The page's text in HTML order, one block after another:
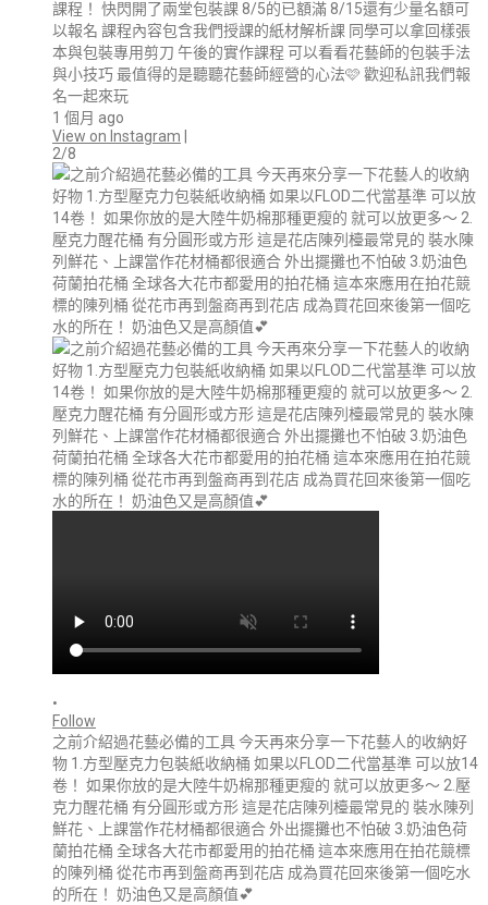
課程！ 快閃開了兩堂包裝課 8/5的已額滿 8/15還有少量名額可
以報名 課程內容包含我們授課的紙材解析課 同學可以拿回樣張
本與包裝專用剪刀 午後的實作課程 可以看看花藝師的包裝手法
與小技巧 最值得的是聽聽花藝師經營的心法🩷 歡迎私訊我們報
名一起來玩
1 個月 ago
View on Instagram
2/8
•
Follow
之前介紹過花藝必備的工具 今天再來分享一下花藝人的收納好
物 1.方型壓克力包裝紙收納桶 如果以FLOD二代當基準 可以放14
卷！ 如果你放的是大陸牛奶棉那種更瘦的 就可以放更多～ 2.壓
克力醒花桶 有分圓形或方形 這是花店陳列檯最常見的 裝水陳列
鮮花、上課當作花材桶都很適合 外出擺攤也不怕破 3.奶油色荷
蘭拍花桶 全球各大花市都愛用的拍花桶 這本來應用在拍花競標
的陳列桶 從花市再到盤商再到花店 成為買花回來後第一個吃水
的所在！ 奶油色又是高顏值💕